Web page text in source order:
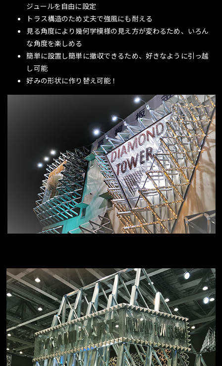
ジュールを自由に設定
トラス構造のため丈夫で強風にも耐える
見る角度により幾何学模様の見え方が変わるため、いろん
な角度を楽しめる
簡単に設置し簡単に撤収できるため、好きなように引っ越
し可能
好みの形状に作り替え可能！